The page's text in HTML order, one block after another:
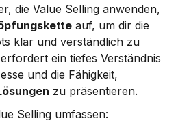
die Value Selling anwenden,
auf, um dir die
klar und verständlich zu
ein tiefes Verständnis
zu präsentieren.
Selling umfassen: